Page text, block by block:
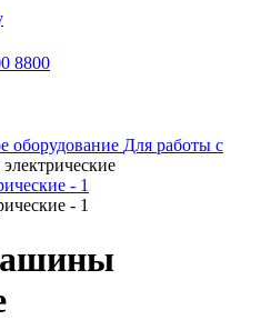
8800
оборудование Для работы с